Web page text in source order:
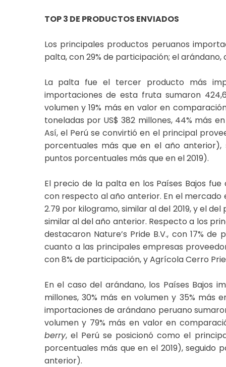
TOP 3 DE PRODUCTOS ENVIADOS
Los principales productos peruanos
palta, con 29% de participación; el arándano,
La palta fue el tercer producto más
importaciones de esta fruta sumaron
volumen y 19% más en valor en
toneladas por US$ 382 millones, 44% más
Así, el Perú se convirtió en el principal
porcentuales más que en el año anterior),
puntos porcentuales más que en el 2019).
El precio de la palta en los Países Bajos
con respecto al año anterior. En el
2.79 por kilogramo, similar al del 2019, y el
similar al del año anterior. Respecto a los
destacaron Nature’s Pride B.V., con 17%
cuanto a las principales empresas
con 8% de participación, y Agrícola Cerro
En el caso del arándano, los Países Bajos
millones, 30% más en volumen y 35% más
importaciones de arándano peruano
volumen y 79% más en valor en
berry, el Perú se posicionó como el
porcentuales más que en el 2019), seguido
anterior).